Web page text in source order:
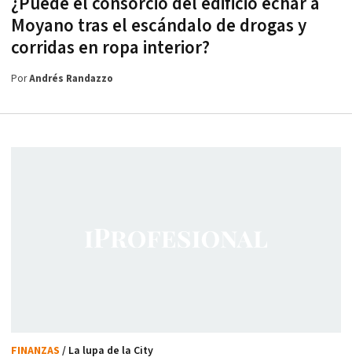
Moyano tras el escándalo de drogas y
corridas en ropa interior?
PorAndrés Randazzo
FINANZAS / La lupa de la City